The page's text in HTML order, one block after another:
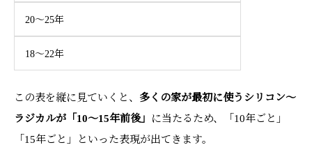
20～25年
18～22年
この表を縦に見ていくと、 多くの家が最初に使うシリコン～
ラジカルが「10～15年前後」
に当たるため、「10年ごと」
「15年ごと」といった表現が出てきます。